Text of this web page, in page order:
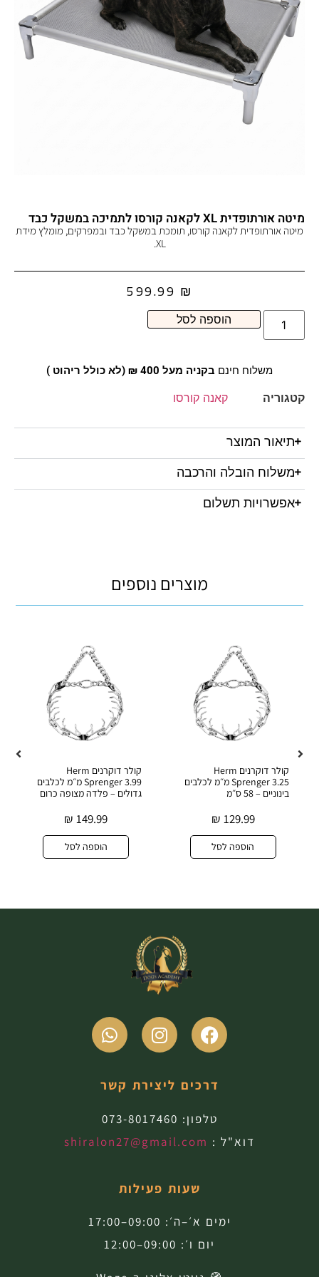
מיטה אורתופדית XL לקאנה קורסו לתמיכה במשקל כבד
מיטה אורתופדית לקאנה קורסו, תומכת במשקל כבד ובמפרקים, מומלץ מידת
XL.
599.99 ₪
הוספה לסל
משלוח חינם בקניה מעל 400 ₪ (לא כולל ריהוט )
קטגוריה קאנה קורסו
תיאור המוצר
משלוח הובלה והרכבה
אפשרויות תשלום
מוצרים נוספים
קולר דוקרנים Herm
Sprenger 3.25 מ״מ לכלבים
בינוניים – 58 ס״מ
129.99
₪
הוספה לסל
קולר דוקרנים Herm
Sprenger 3.99 מ״מ לכלבים
גדולים – פלדה מצופה כרום
149.99
₪
הוספה לסל
דרכים ליצירת קשר
טלפון: 073-8017460
דוא"ל : shiralon27@gmail.com
שעות פעילות
ימים א׳–ה׳: 09:00–17:00
יום ו׳: 09:00–12:00